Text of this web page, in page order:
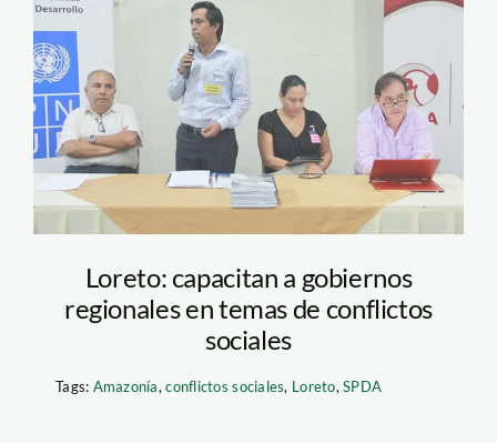
gobierno rgional de
loreto – spda
Loreto: capacitan a gobiernos
regionales en temas de conflictos
sociales
Tags: Amazonía,conflictos sociales, Loreto,SPDA